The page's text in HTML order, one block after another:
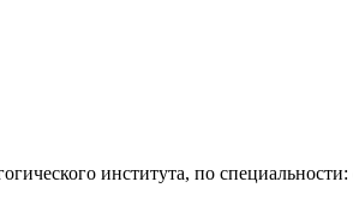
института, по